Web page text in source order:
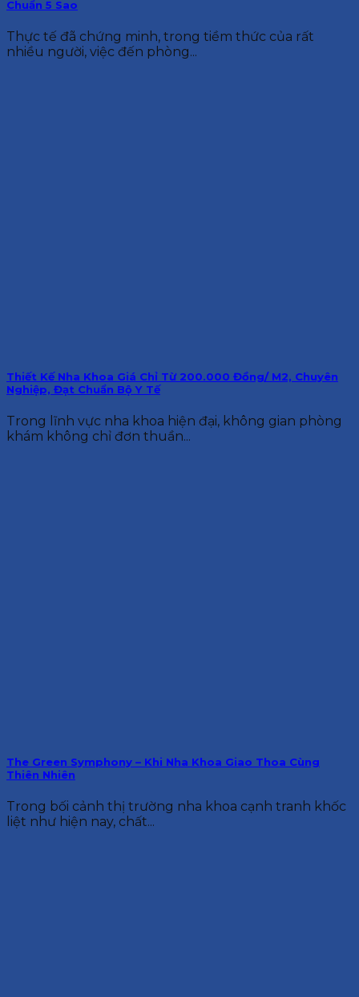
Chuẩn 5 Sao
Thực tế đã chứng minh, trong tiềm thức của rất
nhiều người, việc đến phòng...
Thiết Kế Nha Khoa Giá Chỉ Từ 200.000 Đồng/ M2, Chuyên
Nghiệp, Đạt Chuẩn Bộ Y Tế
Trong lĩnh vực nha khoa hiện đại, không gian phòng
khám không chỉ đơn thuần...
The Green Symphony – Khi Nha Khoa Giao Thoa Cùng
Thiên Nhiên
Trong bối cảnh thị trường nha khoa cạnh tranh khốc
liệt như hiện nay, chất...